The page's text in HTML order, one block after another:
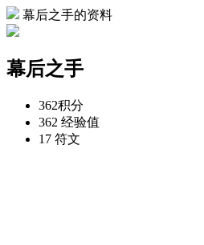
幕后之手的资料
幕后之手
362积分
362 经验值
17 符文